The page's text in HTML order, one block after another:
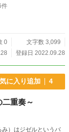
件
0
文字数 3,099
登録日 2022.09.28
に入り追加 4
重奏～